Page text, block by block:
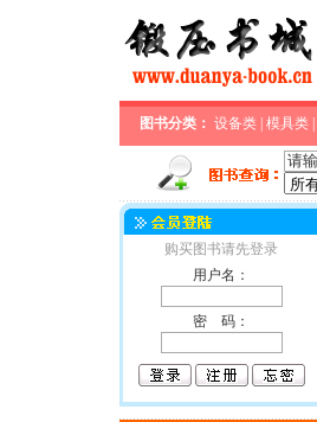
图书分类： 设备类 模具类
购买图书请先登录
用户名：
密 码：